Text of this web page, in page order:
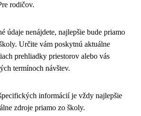
rodičov.
údaje nenájdete, najlepšie bude priamo
Určite vám poskytnú aktuálne
prehliadky priestorov alebo vás
termínoch návštev.
informácií je vždy najlepšie
zdroje priamo zo školy.